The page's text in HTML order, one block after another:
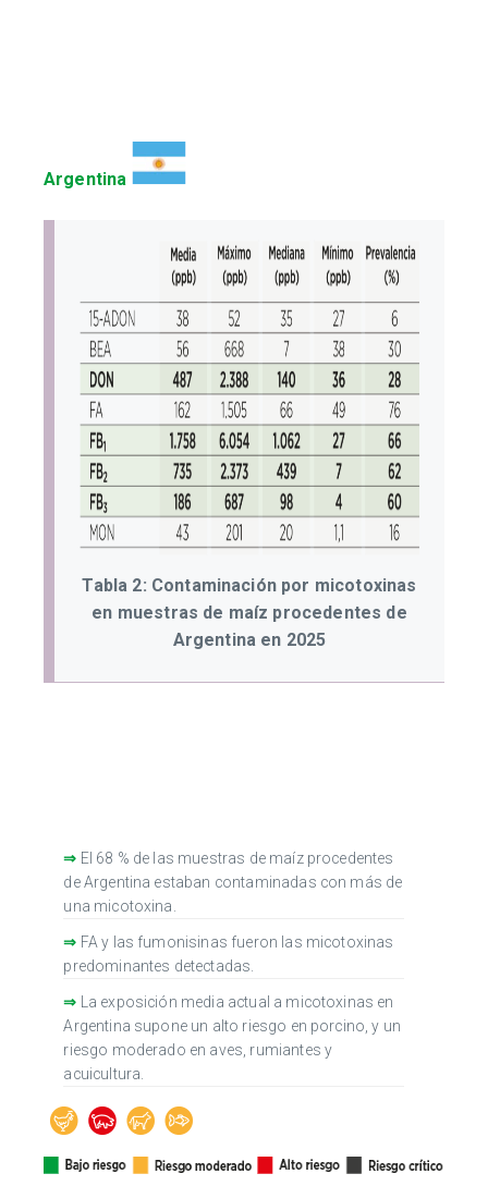
Argentina
Tabla 2: Contaminación por micotoxinas
en muestras de maíz procedentes de
Argentina en 2025
⇒ El 68 % de las muestras de maíz procedentes
de Argentina estaban contaminadas con más de
una micotoxina.
⇒ FA y las fumonisinas fueron las micotoxinas
predominantes detectadas.
⇒ La exposición media actual a micotoxinas en
Argentina supone un alto riesgo en porcino, y un
riesgo moderado en aves, rumiantes y
acuicultura.